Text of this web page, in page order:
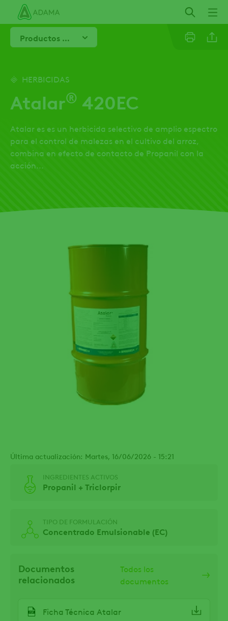
contenido
principalProductos Destacados
HERBICIDAS
Atalar® 420EC
Atalar es es un herbicida selectivo de amplio espectro
para el control de malezas en el cultivo del arroz,
combina en efecto de contacto de Propanil con la
acción...
Última actualización: Martes, 16/06/2026 - 15:21
INGREDIENTES ACTIVOS
Propanil + Triclorpir
TIPO DE FORMULACIÓN
Concentrado Emulsionable (EC)
Documentos
relacionados
Todos los
documentos
Ficha Técnica Atalar